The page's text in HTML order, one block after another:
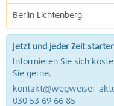
Berlin Lichtenberg
Jetzt und jeder Zeit
Informieren Sie sich
Sie gerne.
kontakt@wegweiser-
030 53 69 66 85